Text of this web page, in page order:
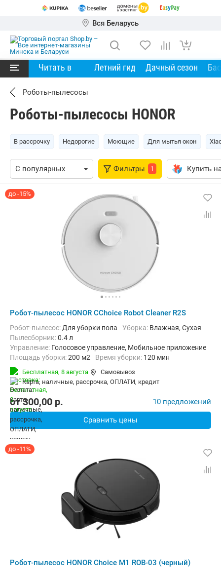
Вся Беларусь
Читать в Летний гид Дачный сезон
Роботы-пылесосы
Роботы-пылесосы HONOR
В рассрочку Недорогие Моющие Для мытья окон
Фильтры 1 Купить
до -15%
Робот-пылесос HONOR CChoice Robot Cleaner R2S
Робот-пылесос: Для уборки пола Уборка: Влажная, Сухая
пылесборник:0.4 л
Управление: Голосовое управление, Мобильное приложение
Площадь уборки:200 м2 Время уборки: 120 мин
Функции:
Бесплатная, 8 августа
Самовывоз
карта, наличные, рассрочка, ОПЛАТИ, кредит
от300,00 p. 10 предложений
Сравнить цены
до -11%
Робот-пылесос HONOR Choice M1 ROB-03 (черный)